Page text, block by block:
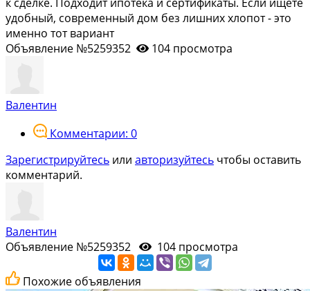
удобный, современный дом без лишних хлопот - это
именно тот вариант
Объявление №5259352
104 просмотра
Валентин
Комментарии: 0
Зарегистрируйтесь или авторизуйтесь чтобы оставить
комментарий.
Валентин
Объявление №5259352
104 просмотра
Похожие объявления